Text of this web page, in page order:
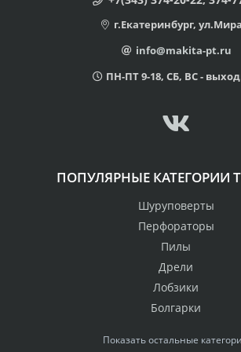
г.Екатеринбург,
info@makita-pt.ru
ПН-ПТ 9-18, СБ, ВС -
ПОПУЛЯРНЫЕ КАТЕГОРИИ
Шуруповерты
Перфораторы
Пилы
Дрели
Лобзики
Болгарки
Показать остальные